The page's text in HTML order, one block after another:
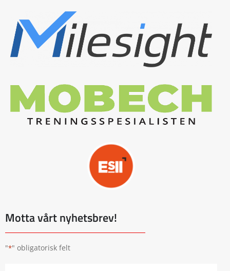
Motta vårt nyhetsbrev!
"*" obligatorisk felt